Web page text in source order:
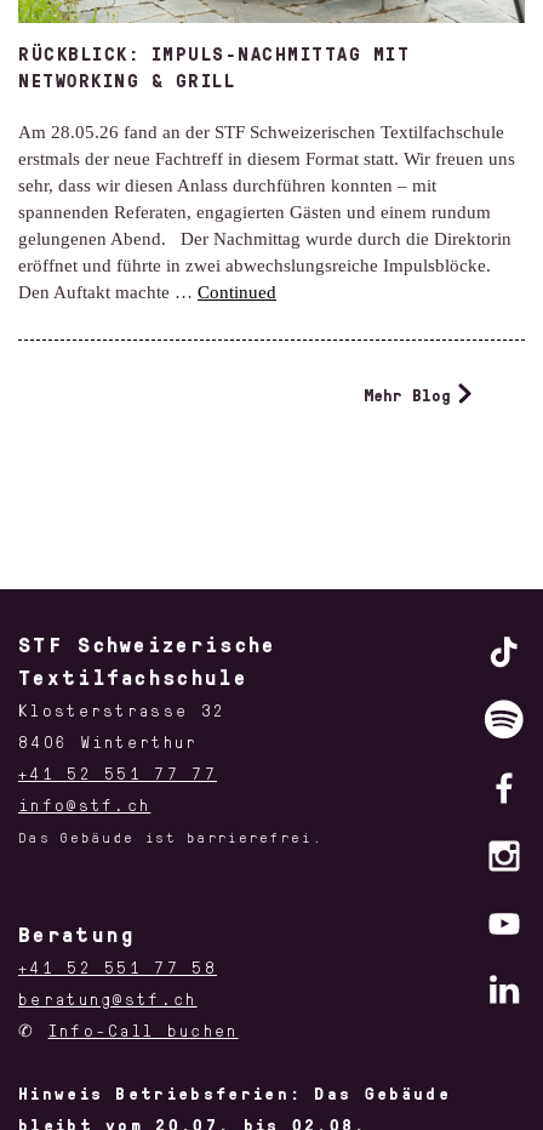
RÜCKBLICK: IMPULS-NACHMITTAG MIT
NETWORKING & GRILL
Am 28.05.26 fand an der STF Schweizerischen Textilfachschule
erstmals der neue Fachtreff in diesem Format statt. Wir freuen uns
sehr, dass wir diesen Anlass durchführen konnten – mit
spannenden Referaten, engagierten Gästen und einem rundum
gelungenen Abend. Der Nachmittag wurde durch die Direktorin
eröffnet und führte in zwei abwechslungsreiche Impulsblöcke.
Den Auftakt machte … Continued
Mehr Blog
STF Schweizerische
Textilfachschule
Klosterstrasse 32
8406 Winterthur
+41 52 551 77 77
info@stf.ch
Das Gebäude ist barrierefrei.
Beratung
+41 52 551 77 58
beratung@stf.ch
✆ Info-Call buchen
Hinweis Betriebsferien: Das Gebäude
bleibt vom 20.07. bis 02.08.